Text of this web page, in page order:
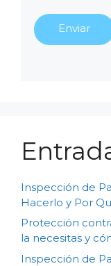
Inspección de
Hacerlo y Por
Protección
la necesitas y
Inspección de